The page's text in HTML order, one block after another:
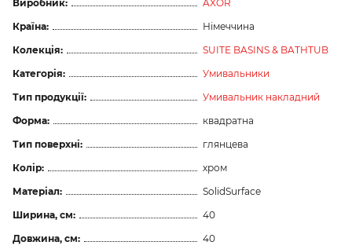
Виробник:
AXOR
Країна:
Німеччина
Колекція:
SUITE BASINS & BATHTUB
Категорія:
Умивальники
Тип продукції:
Умивальник накладний
Форма:
квадратна
Тип поверхні:
глянцева
Колір:
хром
Матеріал:
SolidSurface
Ширина, см:
40
Довжина, см:
40